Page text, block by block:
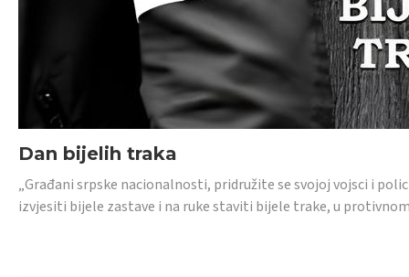
Dan bijelih traka
„Građani srpske nacionalnosti, pridružite se svojoj vojsci i
izvjesiti bijele zastave i na ruke staviti bijele trake, u